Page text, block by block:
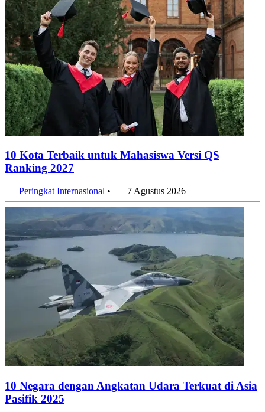
10 Kota Terbaik untuk Mahasiswa Versi QS
Ranking 2027
Peringkat Internasional • 7 Agustus 2026
10 Negara dengan Angkatan Udara Terkuat di Asia
Pasifik 2025